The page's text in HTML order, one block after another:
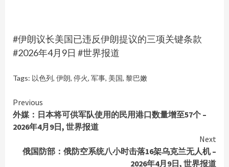
#伊朗议长美国已违反伊朗提议的三项关键条款
#2026年4月9日 #世界报道
Tags: 以色列, 伊朗, 停火, 军事, 美国, 黎巴嫩
Continue
Reading
Previous
外媒：日本将可供军队使用的民用港口数量增至57个 –
2026年4月9日, 世界报道
Next
俄国防部：俄防空系统八小时击落16架乌克兰无人机 –
2026年4月9日, 世界报道